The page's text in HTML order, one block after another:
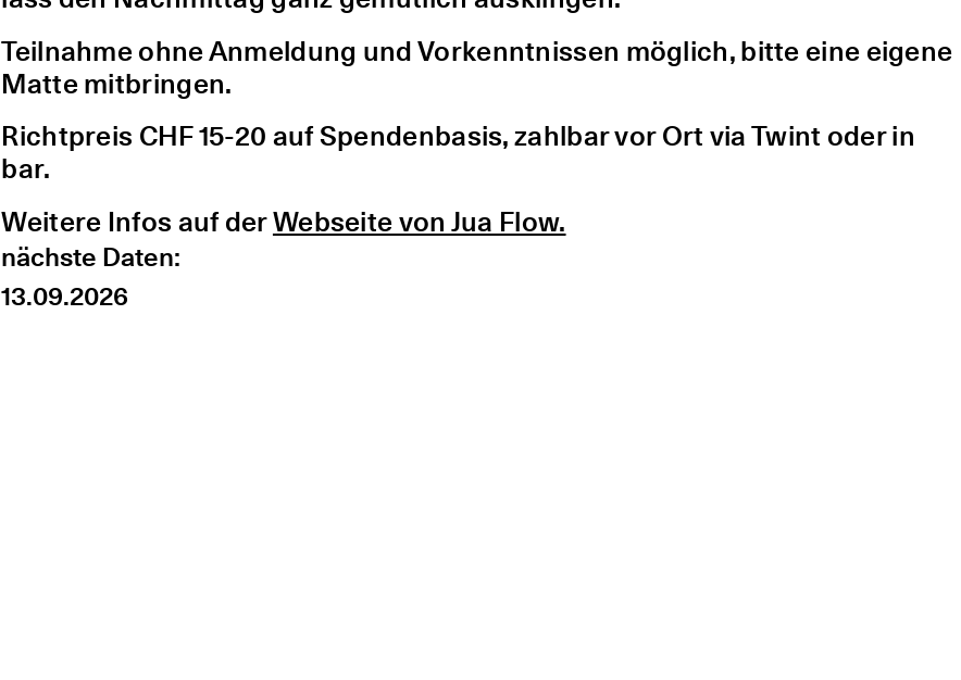
Teilnahme ohne Anmeldung und Vorkenntnissen möglich, bitte eine eigene
Matte mitbringen.
Richtpreis CHF 15-20 auf Spendenbasis, zahlbar vor Ort via Twint oder in
bar.
Weitere Infos auf derWebseite von Jua Flow.
nächste Daten:
13.09.2026